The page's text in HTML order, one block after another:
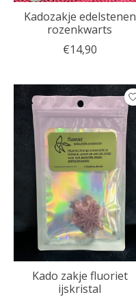
Kadozakje edelstenen
rozenkwarts
€14,90
Kado zakje fluoriet
ijskristal